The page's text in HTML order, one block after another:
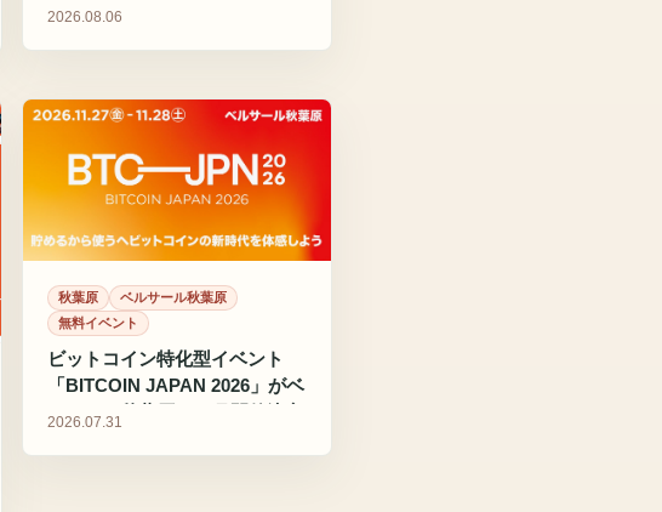
間開催
2026.08.06
秋葉原
ベルサール秋葉原
無料イベント
ビットコイン特化型イベント
「BITCOIN JAPAN 2026」がベ
ルサール秋葉原で11月開催決定
2026.07.31